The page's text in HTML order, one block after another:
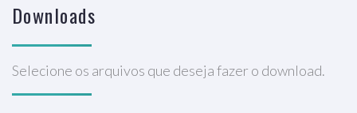
Downloads
Selecione os arquivos que deseja fazer o download.